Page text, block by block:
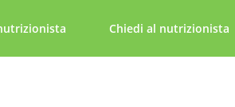
Chiedi al nutrizionista